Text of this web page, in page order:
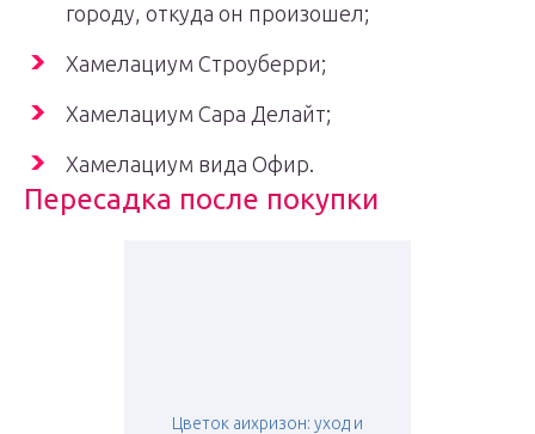
городу, откуда он произошел;
Хамелациум Строуберри;
Хамелациум Сара Делайт;
Хамелациум вида Офир.
Пересадка после покупки
Цветок аихризон: уход и